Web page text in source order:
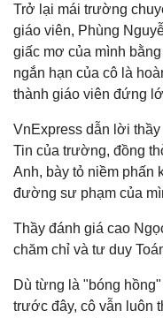
Trở lại mái trường
giáo viên, Phùng
giấc mơ của mình
ngắn hạn của cô là
thành giáo viên đứng
VnExpress dẫn lời
Tin của trường, đồng
Anh, bày tỏ niềm phấn
đường sư phạm của
Thầy đánh giá cao
chăm chỉ và tư duy
Dù từng là "bóng
trước đây, cô vẫn luôn